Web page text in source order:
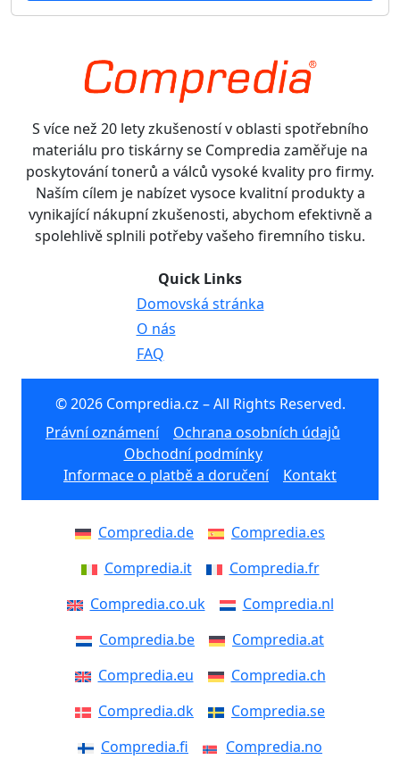
S více než 20 lety zkušeností v oblasti spotřebního
materiálu pro tiskárny se Compredia zaměřuje na
poskytování tonerů a válců vysoké kvality pro firmy.
Naším cílem je nabízet vysoce kvalitní produkty a
vynikající nákupní zkušenosti, abychom efektivně a
spolehlivě splnili potřeby vašeho firemního tisku.
Quick Links
Domovská stránka
O nás
FAQ
© 2026 Compredia.cz – All Rights Reserved.
Právní oznámení
Ochrana osobních údajů
Obchodní podmínky
Informace o platbě a doručení
Kontakt
Compredia.de
Compredia.es
Compredia.it
Compredia.fr
Compredia.co.uk
Compredia.nl
Compredia.be
Compredia.at
Compredia.eu
Compredia.ch
Compredia.dk
Compredia.se
Compredia.fi
Compredia.no